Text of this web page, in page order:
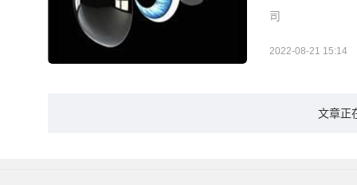
司
2022-08-21 15:14
文章正